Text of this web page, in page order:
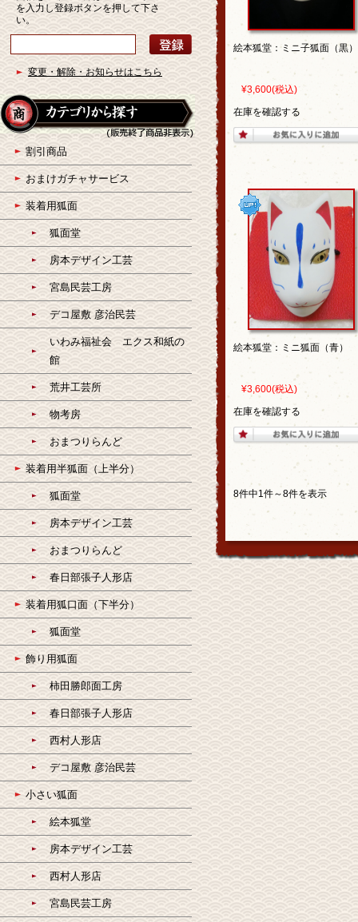
絵本狐堂：ミニ子狐面（黒）
¥3,600(税込)
在庫を確認する
絵本狐堂：ミニ狐面（青）
¥3,600(税込)
在庫を確認する
8件中1件～8件を表示
を入力し登録ボタンを押して下さ
い。
変更・解除・お知らせはこちら
割引商品
おまけガチャサービス
装着用狐面
狐面堂
房本デザイン工芸
宮島民芸工房
デコ屋敷 彦治民芸
いわみ福祉会 エクス和紙の
館
荒井工芸所
物考房
おまつりらんど
装着用半狐面（上半分）
狐面堂
房本デザイン工芸
おまつりらんど
春日部張子人形店
装着用狐口面（下半分）
狐面堂
飾り用狐面
柿田勝郎面工房
春日部張子人形店
西村人形店
デコ屋敷 彦治民芸
小さい狐面
絵本狐堂
房本デザイン工芸
西村人形店
宮島民芸工房